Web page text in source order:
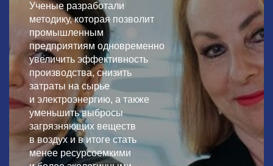
Ученые разработали
методику, которая позволит
промышленным
предприятиям одновременно
увеличить эффективность
производства, снизить
затраты на сырье
и электроэнергию, а также
уменьшить выбросы
загрязняющих веществ
в воздух и в итоге стать
менее ресурсоемкими